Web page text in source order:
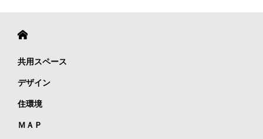
共用スペース
デザイン
住環境
ＭＡＰ